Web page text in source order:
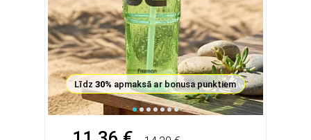
Līdz 30% apmaksā ar bonusa punktiem